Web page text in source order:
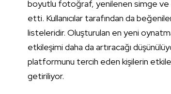
boyutlu fotoğraf, yenilenen simge ve
etti. Kullanıcılar tarafından da
listeleridir. Oluşturulan en yeni
etkileşimi daha da artıracağı
platformunu tercih eden kişilerin
getiriliyor.